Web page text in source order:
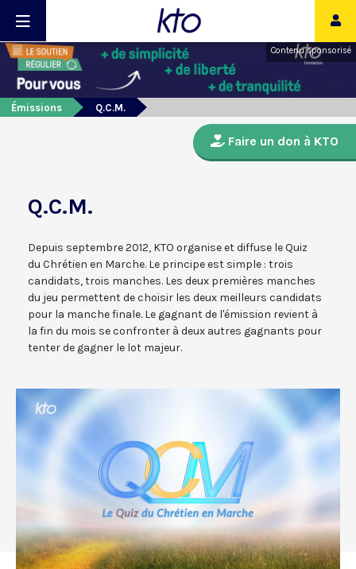
Contenu sponsorisé
Émissions Q.C.M.
Faire un don à KTO
Q.C.M.
Depuis septembre 2012, KTO organise et diffuse le Quiz
du Chrétien en Marche. Le principe est simple : trois
candidats, trois manches. Les deux premières manches
du jeu permettent de choisir les deux meilleurs candidats
pour la manche finale. Le gagnant de l'émission revient à
la fin du mois se confronter à deux autres gagnants pour
tenter de gagner le lot majeur.